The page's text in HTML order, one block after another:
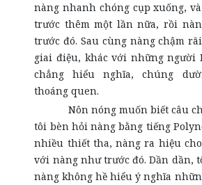
nàng nhanh chóng cụp xuống,
trước thêm một lần nữa, rồi
trước đó. Sau cùng nàng chậm
giai điệu, khác với những người
chẳng hiểu nghĩa, chúng
thoáng quen.
Nôn nóng muốn biết câu
tôi bèn hỏi nàng bằng tiếng
nhiều thiết tha, nàng ra hiệu
với nàng như trước đó. Dần dần,
nàng không hề hiểu ý nghĩa